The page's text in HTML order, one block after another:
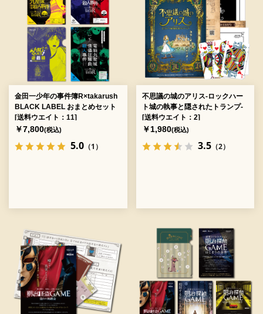
金田一少年の事件簿R×takarush
BLACK LABEL おまとめセット
[送料ウエイト：11]
￥7,800(税込)
5.0 （1）
不思議の城のアリス-ロックハー
ト城の執事と隠されたトランプ-
[送料ウエイト：2]
￥1,980(税込)
3.5（2）